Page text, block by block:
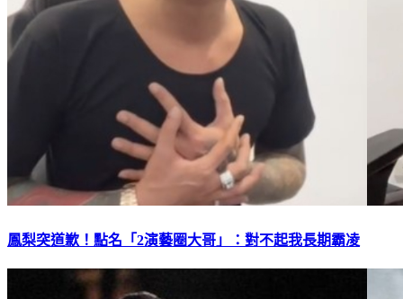
鳳梨突道歉！點名「2演藝圈大哥」：對不起我長期霸凌